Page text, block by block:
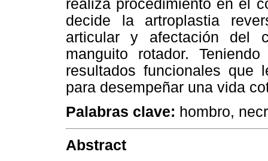
realiza procedimiento en el
decide la artroplastia
articular y afectación del
manguito rotador.
resultados funcionales que
para desempeñar una vida
Palabras clave: hombro,
Abstract